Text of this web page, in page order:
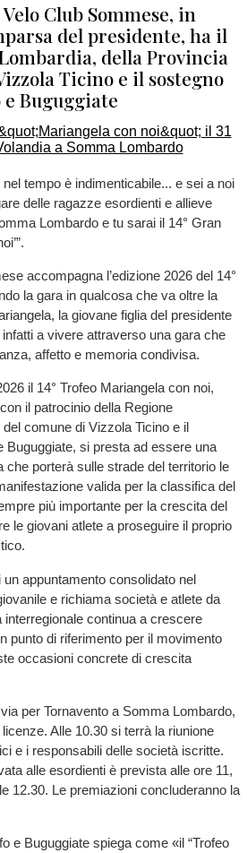
Club Sommese, in
del presidente, ha il
della Provincia
Ticino e il sostegno
Buguggiate
tempo è indimenticabile... e sei a noi
delle ragazze esordienti e allieve
Lombardo e tu sarai il 14° Gran
accompagna l’edizione 2026 del 14°
la gara in qualcosa che va oltre la
la giovane figlia del presidente
a vivere attraverso una gara che
affetto e memoria condivisa.
il 14° Trofeo Mariangela con noi,
il patrocinio della Regione
comune di Vizzola Ticino e il
si presta ad essere una
porterà sulle strade del territorio le
valida per la classifica del
più importante per la crescita del
le giovani atlete a proseguire il proprio
appuntamento consolidato nel
e richiama società e atlete da
continua a crescere
punto di riferimento per il movimento
occasioni concrete di crescita
per Tornavento a Somma Lombardo,
Alle 10.30 si terrà la riunione
e i responsabili delle società iscritte.
alle esordienti è prevista alle ore 11,
12.30. Le premiazioni concluderanno la
e Buguggiate spiega come «il “Trofeo